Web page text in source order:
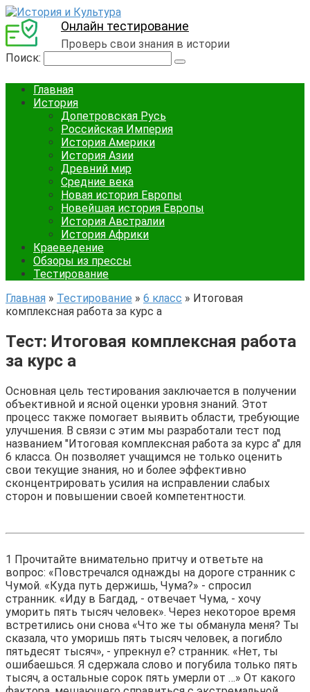
Онлайн тестирование
Проверь свои знания в истории
Поиск:
Главная
История
Допетровская Русь
Российская Империя
История Америки
История Азии
Древний мир
Средние века
Новая история Европы
Новейшая история Европы
История Австралии
История Африки
Краеведение
Обзоры из прессы
Тестирование
Главная » Тестирование » 6 класс » Итоговая
комплексная работа за курс а
Тест: Итоговая комплексная работа
за курс а
Основная цель тестирования заключается в получении
объективной и ясной оценки уровня знаний. Этот
процесс также помогает выявить области, требующие
улучшения. В связи с этим мы разработали тест под
названием "Итоговая комплексная работа за курс а" для
6 класса. Он позволяет учащимся не только оценить
свои текущие знания, но и более эффективно
сконцентрировать усилия на исправлении слабых
сторон и повышении своей компетентности.
1 Прочитайте внимательно притчу и ответьте на
вопрос: «Повстречался однажды на дороге странник с
Чумой. «Куда путь держишь, Чума?» - спросил
странник. «Иду в Багдад, - отвечает Чума, - хочу
уморить пять тысяч человек». Через некоторое время
встретились они снова «Что же ты обманула меня? Ты
сказала, что уморишь пять тысяч человек, а погибло
пятьдесят тысяч», - упрекнул е? странник. «Нет, ты
ошибаешься. Я сдержала слово и погубила только пять
тысяч, а остальные сорок пять умерли от …» От какого